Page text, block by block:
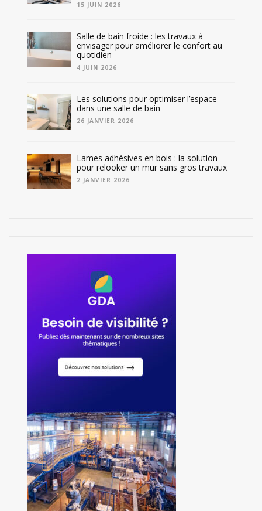
15 JUIN 2026
Salle de bain froide : les travaux à
envisager pour améliorer le confort au
quotidien
4 JUIN 2026
Les solutions pour optimiser l’espace
dans une salle de bain
26 JANVIER 2026
Lames adhésives en bois : la solution
pour relooker un mur sans gros travaux
2 JANVIER 2026